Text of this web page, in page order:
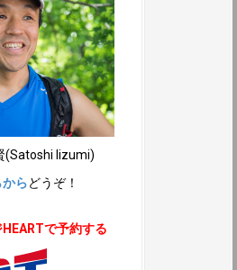
(Satoshi Iizumi)
らどうぞ！
で予約する